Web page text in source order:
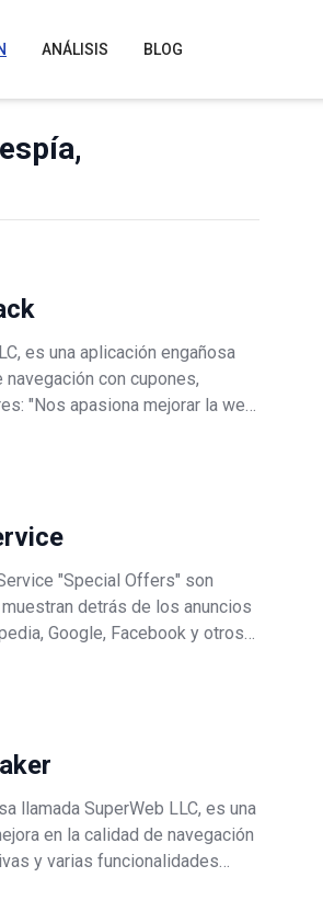
ANÁLISIS BLOG
es una aplicación engañosa
con cupones,
"Nos apasiona mejorar la web
"Special Offers" son
detrás de los anuncios
Google, Facebook y otros
llamada SuperWeb LLC, es una
en la calidad de navegación
y varias funcionalidades